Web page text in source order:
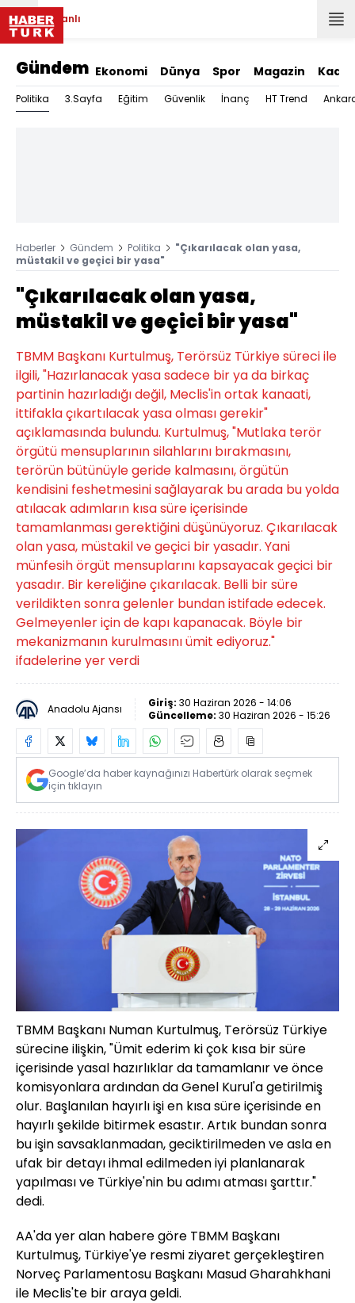
Canlı
Gündem Ekonomi Dünya Spor Magazin Kadın
Politika 3.Sayfa Eğitim Güvenlik İnanç HT Trend
Haberler Gündem Politika
"Çıkarılacak olan yasa,
müstakil ve geçici bir yasa"
"Çıkarılacak olan yasa,
müstakil ve geçici bir yasa"
TBMM Başkanı Kurtulmuş, Terörsüz Türkiye süreci ile
ilgili, "Hazırlanacak yasa sadece bir ya da birkaç
partinin hazırladığı değil, Meclis'in ortak kanaati,
ittifakla çıkartılacak yasa olması gerekir"
açıklamasında bulundu. Kurtulmuş, "Mutlaka terör
örgütü mensuplarının silahlarını bırakmasını,
terörün bütünüyle geride kalmasını, örgütün
kendisini feshetmesini sağlayarak bu arada bu yolda
atılacak adımların kısa süre içerisinde
tamamlanması gerektiğini düşünüyoruz. Çıkarılacak
olan yasa, müstakil ve geçici bir yasadır. Yani
münfesih örgüt mensuplarını kapsayacak geçici bir
yasadır. Bir kereliğine çıkarılacak. Belli bir süre
verildikten sonra gelenler bundan istifade edecek.
Gelmeyenler için de kapı kapanacak. Böyle bir
mekanizmanın kurulmasını ümit ediyoruz."
ifadelerine yer verdi
Anadolu Ajansı Giriş: 30 Haziran 2026 - 14:06
Güncelleme: 30 Haziran 2026 - 15:26
Google’da haber kaynağınızı Habertürk olarak seçmek
için tıklayın
TBMM Başkanı Numan Kurtulmuş, Terörsüz Türkiye
sürecine ilişkin, "Ümit ederim ki çok kısa bir süre
içerisinde yasal hazırlıklar da tamamlanır ve önce
komisyonlara ardından da Genel Kurul'a getirilmiş
olur. Başlanılan hayırlı işi en kısa süre içerisinde en
hayırlı şekilde bitirmek esastır. Artık bundan sonra
bu işin savsaklanmadan, geciktirilmeden ve asla en
ufak bir detayı ihmal edilmeden iyi planlanarak
yapılması ve Türkiye'nin bu adımı atması şarttır."
dedi.
AA'da yer alan habere göre TBMM Başkanı
Kurtulmuş, Türkiye'ye resmi ziyaret gerçekleştiren
Norveç Parlamentosu Başkanı Masud Gharahkhani
ile Meclis'te bir araya geldi.